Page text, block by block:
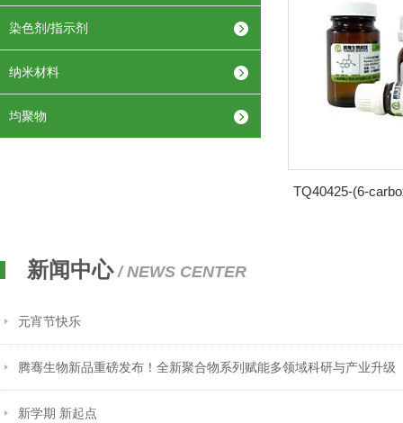
染色剂/指示剂
纳米材料
均聚物
新闻中心/ NEWS CENTER
元宵节快乐
腾骞生物新品重磅发布！全新聚合物系列赋能多领域科研与产业升级
新学期 新起点